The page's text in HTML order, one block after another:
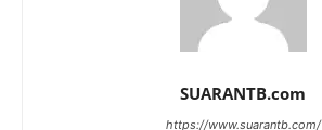
SUARANTB.com
https://www.suarantb.com/